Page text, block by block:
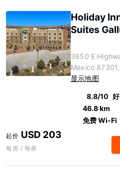
Holiday
Suites
3850 E
Mexico
显示地图
8.8/10 好
46.8 km
免费 Wi-Fi
起价 USD 203
每房 / 每夜